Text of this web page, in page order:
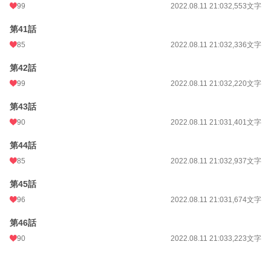
99 2022.08.11 21:032,553文字
第41話
85 2022.08.11 21:032,336文字
第42話
99 2022.08.11 21:032,220文字
第43話
90 2022.08.11 21:031,401文字
第44話
85 2022.08.11 21:032,937文字
第45話
96 2022.08.11 21:031,674文字
第46話
90 2022.08.11 21:033,223文字